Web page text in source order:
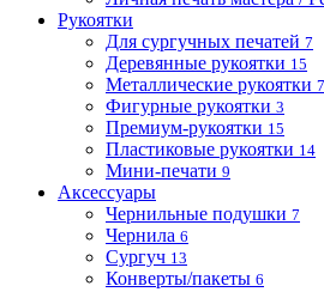
Рукоятки
Для сургучных печатей 7
Деревянные рукоятки 15
Металлические рукоятки 7
Фигурные рукоятки 3
Премиум-рукоятки 15
Пластиковые рукоятки 14
Мини-печати 9
Аксессуары
Чернильные подушки 7
Чернила 6
Сургуч 13
Конверты/пакеты 6